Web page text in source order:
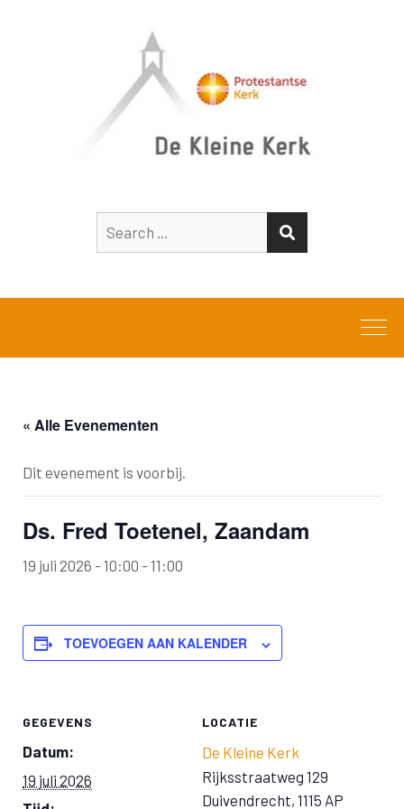
for:
« Alle Evenementen
Dit evenement is voorbij.
Ds. Fred Toetenel, Zaandam
19 juli 2026 - 10:00 - 11:00
TOEVOEGEN AAN KALENDER
GEGEVENS
Datum:
19 juli 2026
LOCATIE
De Kleine Kerk
Rijksstraatweg 129
Duivendrecht, 1115 AP